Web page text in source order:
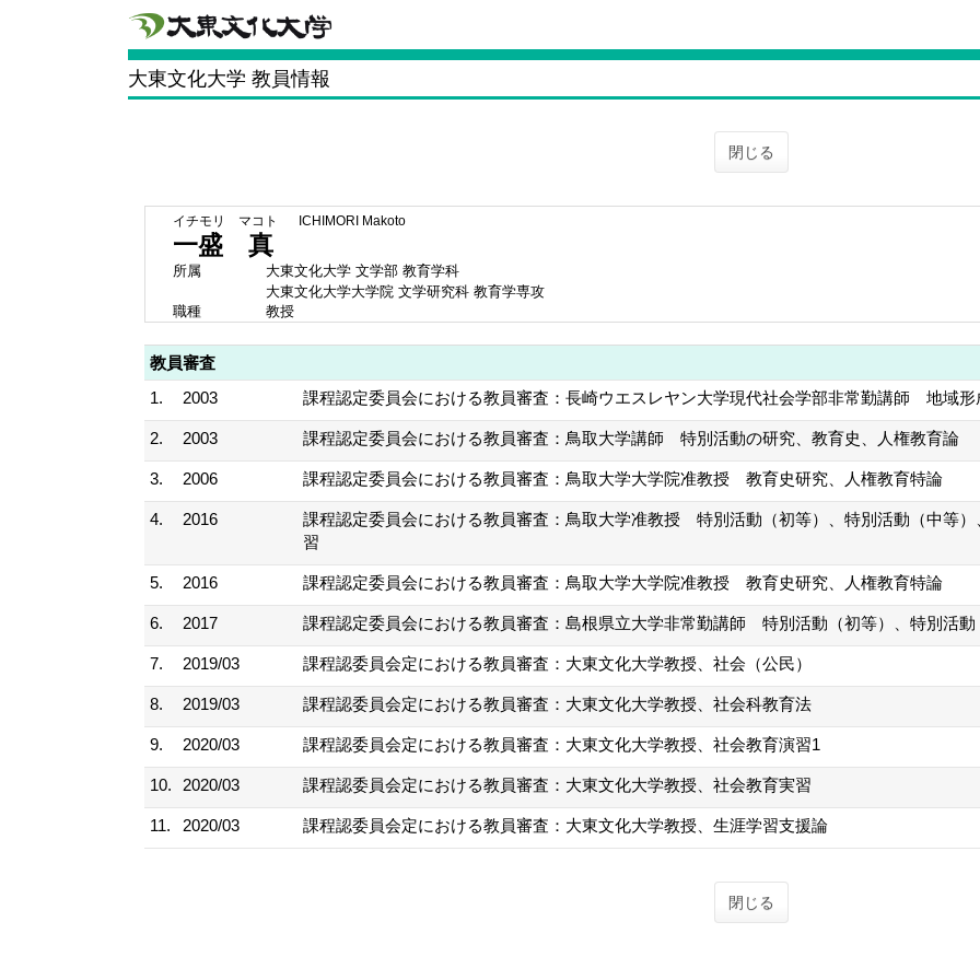
大東文化大学 教員情報
閉じる
イチモリ マコト ICHIMORI Makoto
一盛 真
所属
大東文化大学 文学部 教育学科
大東文化大学大学院 文学研究科 教育学専攻
職種
教授
教員審査
1.
2003 課程認定委員会における教員審査：長崎ウエスレヤン大学現代社会学部非常勤講師 地域形
2. 2003 課程認定委員会における教員審査：鳥取大学講師 特別活動の研究、教育史、人権教育論
3. 2006 課程認定委員会における教員審査：鳥取大学大学院准教授 教育史研究、人権教育特論
4. 2016
課程認定委員会における教員審査：鳥取大学准教授 特別活動（初等）、特別活動（中等
習
5. 2016 課程認定委員会における教員審査：鳥取大学大学院准教授 教育史研究、人権教育特論
6. 2017 課程認定委員会における教員審査：島根県立大学非常勤講師 特別活動（初等）、特別活動
7. 2019/03 課程認委員会定における教員審査：大東文化大学教授、社会（公民）
8. 2019/03 課程認委員会定における教員審査：大東文化大学教授、社会科教育法
9. 2020/03 課程認委員会定における教員審査：大東文化大学教授、社会教育演習1
10. 2020/03 課程認委員会定における教員審査：大東文化大学教授、社会教育実習
11. 2020/03 課程認委員会定における教員審査：大東文化大学教授、生涯学習支援論
閉じる